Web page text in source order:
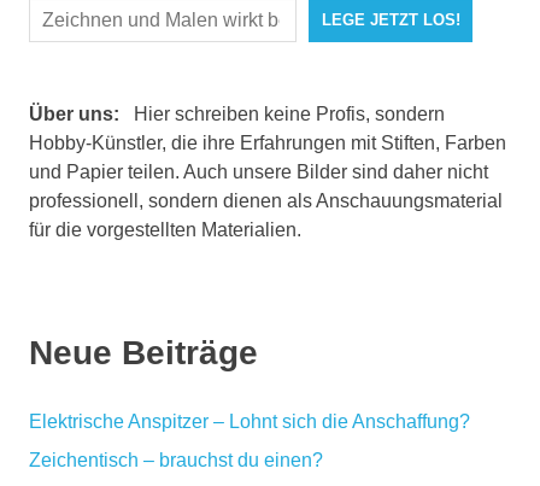
LEGE JETZT LOS!
Über uns: Hier schreiben keine Profis, sondern
Hobby-Künstler, die ihre Erfahrungen mit Stiften, Farben
und Papier teilen. Auch unsere Bilder sind daher nicht
professionell, sondern dienen als Anschauungsmaterial
für die vorgestellten Materialien.
Neue Beiträge
Elektrische Anspitzer – Lohnt sich die Anschaffung?
Zeichentisch – brauchst du einen?